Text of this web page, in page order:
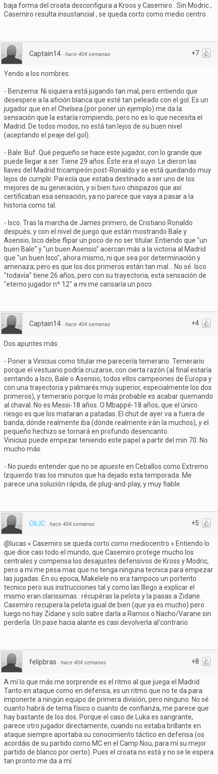
baja forma del croata desconfigura a Kroos y Casemiro . Sin Modric ,
Casemiro resulta insustancial , se queda corto como medio centro .
+7
Captain14 · hace 404 semanas
Yendo a los nombres:
- Benzema: Ni siquiera está jugando tan mal, pero entiendo que
desespere a la afición blanca que esté tan peleado con el gol. Es un
jugador que en el Chelsea (por poner un ejemplo) me da la
sensación que la estaría rompiendo, pero no es lo que necesita el
Madrid. De todos modos, no está tan lejos de su buen nivel
(aceptando el peaje del gol).
- Bale: Buf. Qué pequeño se hace este jugador, con lo grande que
puede llegar a ser. Tiene 29 años. Éste era el suyo. Le dieron las
llaves del Madrid tricampeón post-Ronaldo y se está quedando muy
lejos de cumplir. Parecía que estaba destinado a ser uno de los
mejores de su generación, y si bien tuvo chispazos que así
certificaban esa sensación, ya no parece que vaya a pasar a la
historia como tal.
- Isco: Tras la marcha de James primero, de Cristiano Ronaldo
después; y con el nivel de juego que están mostrando Bale y
Asensio, Isco debe flipar un poco de no ser titular. Entiendo que "un
buen Bale" y "un buen Asensio" acercan más a la victoria al Madrid
que "un buen Isco", ahora mismo, ni que sea por determinación y
amenaza; pero es que los dos primeros están tan mal... No sé. Isco
"todavía" tiene 26 años, pero con su trayectoria, esta sensación de
"eterno jugador nº 12" a mi me cansaría un poco.
+4
Captain14 · hace 404 semanas
Dos apuntes más:
- Poner a Vinicius como titular me parecería temerario. Temerario
porque el vestuario podría cruzarse, con cierta razón (al final estaría
sentando a Isco, Bale o Asensio, todos ellos campeones de Europa y
con una trayectoria y palmarés muy superior, especialmente los dos
primeros), y temerario porque lo más probable es acabar quemando
al chaval. No es Messi-18 años. O Mbappé-18 años, que el único
riesgo es que los mataran a patadas. El chut de ayer va a fuera de
banda, dónde realmente iba (dónde realmente irán la muchos), y el
pequeño hechizo se tornará en profundo desencanto.
Vinicius puede empezar teniendo este papel a partir del min 70. No
mucho más.
- No puedo entender que no se apueste en Ceballos como Extremo
Izquierdo tras los minutos que ha dejado esta temporada. Me
parece una solución rápida, de plug-and-play, y muy fiable.
+5
OliJC · hace 404 semanas
@lucas « Casemiro se queda corto como mediocentro » Entiendo lo
que dice casi todo el mundo, que Casemiro protege mucho los
centrales y compensa los desajustes defensivos de Kross y Modric,
pero a mi me pesa mas que no tenga ninguna tecnica para empezar
las jugadas. En su epoca, Makelele no era tampoco un portento
tecnico pero sus instrucciones tal y como las lllego a explicar el
mismo eran clarissimas : récupéras la pelota y la pasas a Zidane.
Casemiro recupera la pelota igual de bien (que ya es mucho) pero
luego no hay Zidane y solo sabre darla a Ramos o Nacho/Varane sin
perderla. Un pase hacia alante es casi devolverla al’contrario.
+8
felipbras · hace 404 semanas
A mí lo que más me sorprende es el ritmo al que juega el Madrid.
Tanto en ataque como en defensa, es un ritmo que no te da para
imponerte a ningún equipo de primera división, pero ninguno. No sé
cuanto habrá de tema físico o cuanto de confianza, me parece que
hay bastante de los dos. Porque el caso de Luka es sangrante,
parece otro jugador directamente, cuando no estaba brillante en
ataque siempre aportaba su conocimiento táctico en defensa (os
acordáis de su partido como MC en el Camp Nou, para mí su mejor
partido de blanco por cierto). Pues el croata no está y no se le espera
tan pronto me da a mí.